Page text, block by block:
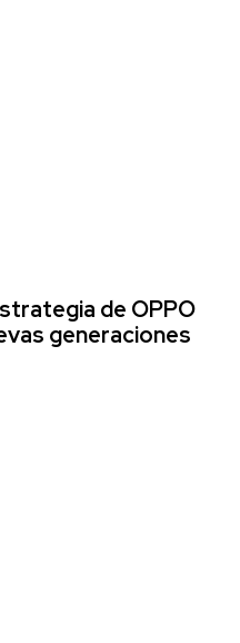
de OPPO
generaciones